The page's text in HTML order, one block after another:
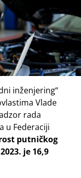
inženjering“
Vlade
rada
u Federaciji
putničkog
je 16,9